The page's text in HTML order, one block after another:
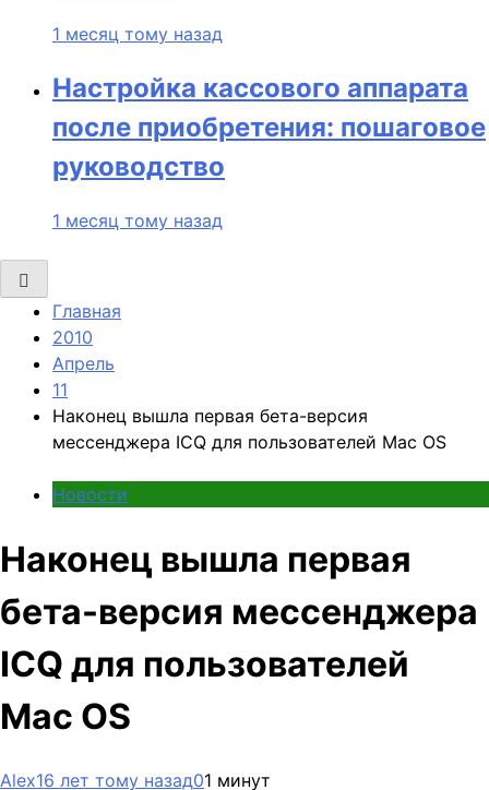
1 месяц тому назад
Настройка кассового аппарата
после приобретения: пошаговое
руководство
1 месяц тому назад
Главная
2010
Апрель
11
Наконец вышла первая бета-версия
мессенджера ICQ для пользователей Mac OS
Новости
Наконец вышла первая
бета-версия мессенджера
ICQ для пользователей
Mac OS
Alex16 лет тому назад01 минут